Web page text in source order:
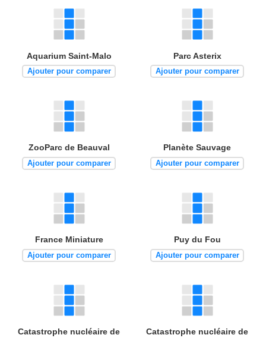
Aquarium Saint-Malo
Ajouter pour comparer
Parc Asterix
Ajouter pour comparer
ZooParc de Beauval
Ajouter pour comparer
Planète Sauvage
Ajouter pour comparer
France Miniature
Ajouter pour comparer
Puy du Fou
Ajouter pour comparer
Catastrophe nucléaire de
Catastrophe nucléaire de